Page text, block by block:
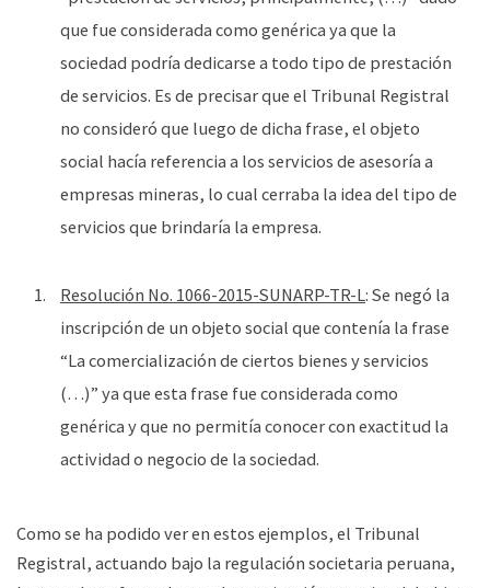
que fue considerada como genérica ya que la
sociedad podría dedicarse a todo tipo de prestación
de servicios. Es de precisar que el Tribunal Registral
no consideró que luego de dicha frase, el objeto
social hacía referencia a los servicios de asesoría a
empresas mineras, lo cual cerraba la idea del tipo de
servicios que brindaría la empresa.
Resolución No. 1066-2015-SUNARP-TR-L: Se negó la
inscripción de un objeto social que contenía la frase
“La comercialización de ciertos bienes y servicios
(…)” ya que esta frase fue considerada como
genérica y que no permitía conocer con exactitud la
actividad o negocio de la sociedad.
Como se ha podido ver en estos ejemplos, el Tribunal
Registral, actuando bajo la regulación societaria peruana,